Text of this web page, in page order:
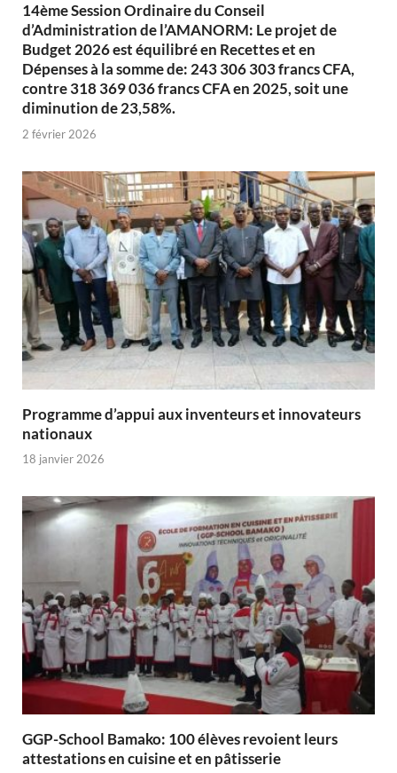
14ème Session Ordinaire du Conseil
d’Administration de l’AMANORM: Le projet de
Budget 2026 est équilibré en Recettes et en
Dépenses à la somme de: 243 306 303 francs CFA,
contre 318 369 036 francs CFA en 2025, soit une
diminution de 23,58%.
2 février 2026
Programme d’appui aux inventeurs et innovateurs
nationaux
18 janvier 2026
GGP-School Bamako: 100 élèves revoient leurs
attestations en cuisine et en pâtisserie